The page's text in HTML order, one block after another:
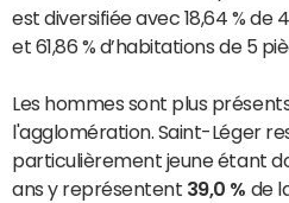
est diversifiée avec 18,64 % de
et 61,86 % d’habitations de 5
Les hommes sont plus
l'agglomération. Saint-Léger
particulièrement jeune étant
ans y représentent 39,0 % de